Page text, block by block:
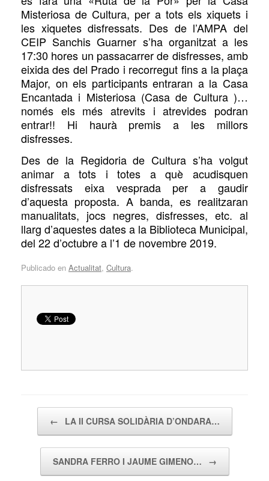
Misteriosa de Cultura, per a tots els xiquets i
les xiquetes disfressats. Des de l’AMPA del
CEIP Sanchis Guarner s’ha organitzat a les
17:30 hores un passacarrer de disfresses, amb
eixida des del Prado i recorregut finsa la plaça
Major, on els participants entraran a la Casa
Encantada i Misteriosa (Casa de Cultura )…
només els més atrevits i atrevides podran
entrar!! Hi haurà premis a les millors
disfresses.
Des de la Regidoria de Cultura s’ha volgut
animar a tots i totes a què acudisquen
disfressats eixa vesprada per a gaudir
d’aquesta proposta. A banda, es realitzaran
manualitats, jocs negres, disfresses, etc. al
llarg d’aquestes datesa la Biblioteca Municipal,
del 22 d’octubre a l’1 de novembre 2019.
Publicado en Actualitat, Cultura.
← LA II CURSA SOLIDÀRIA D’ONDARA…
SANDRA FERRO I JAUME GIMENO… →